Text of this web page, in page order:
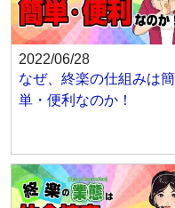
2022/06/28
なぜ、終楽の仕組みは簡
単・便利なのか！